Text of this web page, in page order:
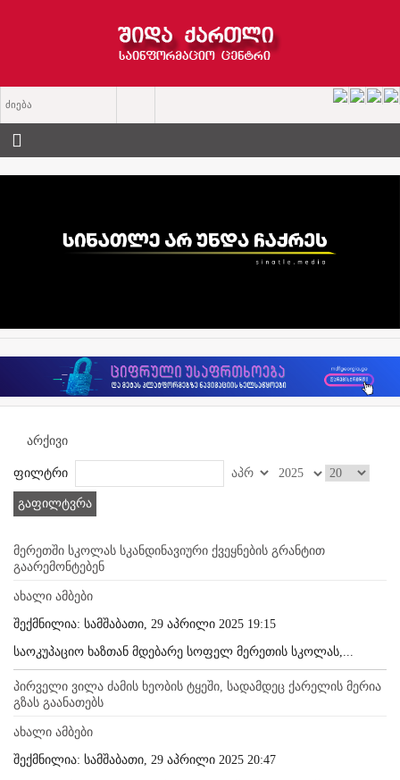
არქივი
ფილტრი
გაფილტვრა
მერეთში სკოლას სკანდინავიური ქვეყნების გრანტით
გაარემონტებენ
ახალი ამბები
შექმნილია: სამშაბათი, 29 აპრილი 2025 19:15
საოკუპაციო ხაზთან მდებარე სოფელ მერეთის სკოლას,...
პირველი ვილა ძამის ხეობის ტყეში, სადამდეც ქარელის მერია
გზას გაანათებს
ახალი ამბები
შექმნილია: სამშაბათი, 29 აპრილი 2025 20:47